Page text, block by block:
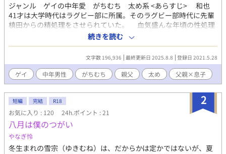
ジャンル ゲイの中年愛 がちむち 太め系 <あらすじ> 和也
41才は大学時代はラグビー部に所属。そのラグビー部時代に先輩
槙田からの精処理をさせられていた。 血気盛んな年頃の性処理
という名目でありながらそこに生じた淡い恋心と行き違い。 20
年の時を経て偶然の再会を果たした和也と槙田、そして槙田の教
え子達を交えて絡み合っていく情事、屈折していく愛情、様々な
出会いとセックスを通じて変化していく和也。 中年男の甘く切
なく大胆にエロく、ダブル不倫の恋の行方はどうなるのか。 ⚠️ゲ
イの恋愛小説で、性描写も多く含まれます。完結後も校正により
小説の内容が若干の変化することがあります。ご了承いただきた
くお願いします。 ⚠️様々な方に難なく読んでいただきたく、「ル
ビ・ふりがな」を多く振っております。 (現在随時進行中) ⚠️現在
作品は完結中ですが、まだまだ誤字脱字も多く、校正は途中経過
です。内容なども若干変わることもあります。あらかじめご了承
ください。 ⚠️作品を前編・後編の二部構成にしました。
続きを読む
文字数 196,936 最終更新日 2025.8.8 登録日 2021.5.28
ゲイ 中年男性 がちむち 親父 太め 父親×息子
2
短編 完結 R18
お気に入り : 120 24h.ポイント : 21
八月は僕のつがい
やなぎ怜
冬生まれの雪宗（ゆきむね）は、だからかは定かではないが、夏